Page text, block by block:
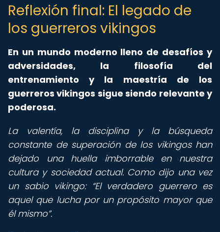
Reflexión final: El legado de
los guerreros vikingos
En un mundo moderno lleno de desafíos y
adversidades, la filosofía del
entrenamiento y la maestría de los
guerreros vikingos sigue siendo relevante y
poderosa.
La valentía, la disciplina y la búsqueda
constante de superación de los vikingos han
dejado una huella imborrable en nuestra
cultura y sociedad actual. Como dijo una vez
un sabio vikingo:
El verdadero guerrero es
aquel que lucha por un propósito mayor que
él mismo .